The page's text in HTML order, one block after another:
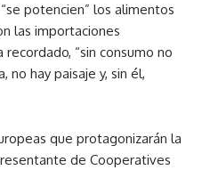
potencien” los alimentos
las importaciones
“sin consumo no
no hay paisaje y, sin él,
que protagonizarán la
de Cooperatives